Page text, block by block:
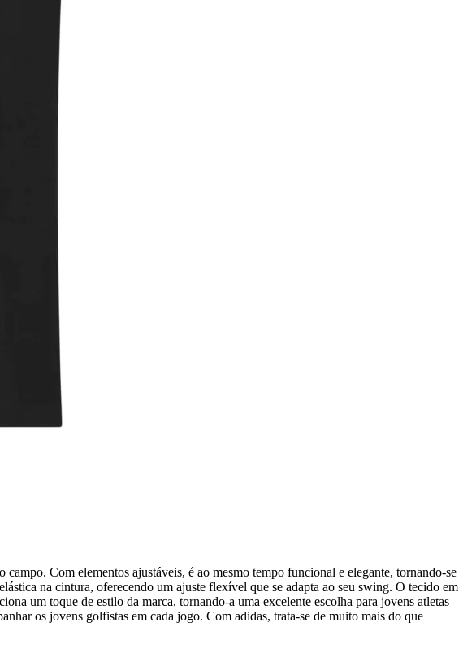
Com elementos ajustáveis, é ao mesmo tempo funcional e elegante, tornando-se
na cintura, oferecendo um ajuste flexível que se adapta ao seu swing. O tecido em
um toque de estilo da marca, tornando-a uma excelente escolha para jovens atletas
os jovens golfistas em cada jogo. Com adidas, trata-se de muito mais do que